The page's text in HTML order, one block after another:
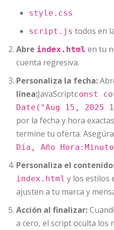
style.css
script.js todos en
Abre index.html en tu
cuenta regresiva.
Personaliza la fecha:
línea:JavaScriptconst
Date("Aug 15, 2025
por la fecha y hora
termine tu oferta.
Día, Año
Personaliza el
index.html y los estilos
ajusten a tu marca y
Acción al finalizar:
a cero, el script oculta los